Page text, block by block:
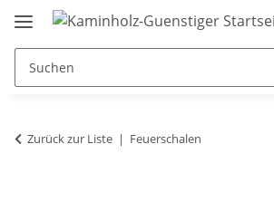
Zurück zur Liste Feuerschalen